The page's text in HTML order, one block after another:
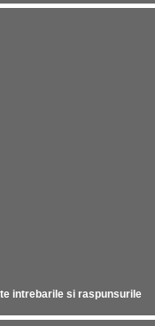
intrebarile si raspunsurile